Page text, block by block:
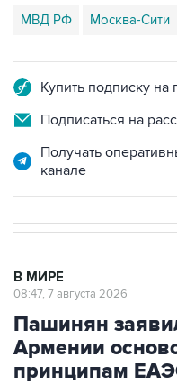
МВД РФ Москва-Сити
Купить подписку
Подписаться на
Получать
канале
В МИРЕ
08:47, 7 августа 2026
Пашинян
Армении
принципам